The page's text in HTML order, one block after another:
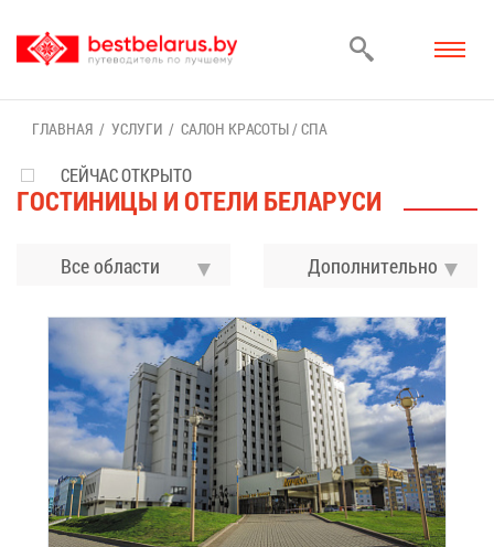
ГЛАВ­НАЯ УСЛУ­ГИ СА­ЛОН КРА­СО­ТЫ / СПА
ГО­СТИ­НИ­ЦЫ И ОТЕ­ЛИ БЕ­ЛА­РУ­СИ
Все области До­пол­ни­тель­но
СЕЙЧАС ОТКРЫТО